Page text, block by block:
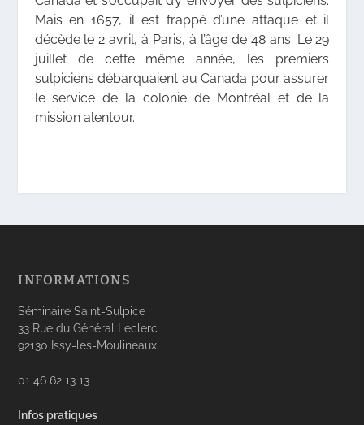
Mais en 1657, il est frappé d’une attaque et il
décède le 2 avril, à Paris, à l’âge de 48 ans. Le 29
juillet de cette même année, les premiers
sulpiciens débarquaient au Canada pour assurer
le service de la colonie de Montréal et de la
mission alentour.
INFORMATIONS
Séminaire Saint-Sulpice
33 Rue du Général Leclerc
92130 Issy-les-Moulineaux
01 46 62 13 13
Infos pratiques